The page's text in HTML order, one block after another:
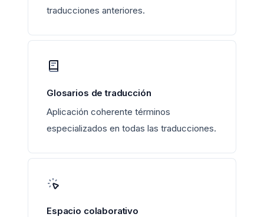
traducciones anteriores.
Glosarios de traducción
Aplicación coherente términos
especializados en todas las traducciones.
Espacio colaborativo